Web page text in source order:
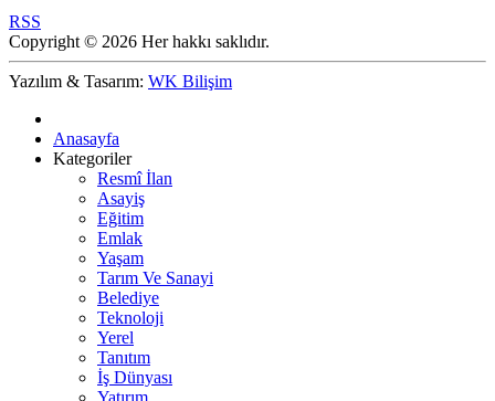
RSS
Copyright © 2026 Her hakkı saklıdır.
Yazılım & Tasarım: WK Bilişim
Anasayfa
Kategoriler
Resmî İlan
Asayiş
Eğitim
Emlak
Yaşam
Tarım Ve Sanayi
Belediye
Teknoloji
Yerel
Tanıtım
İş Dünyası